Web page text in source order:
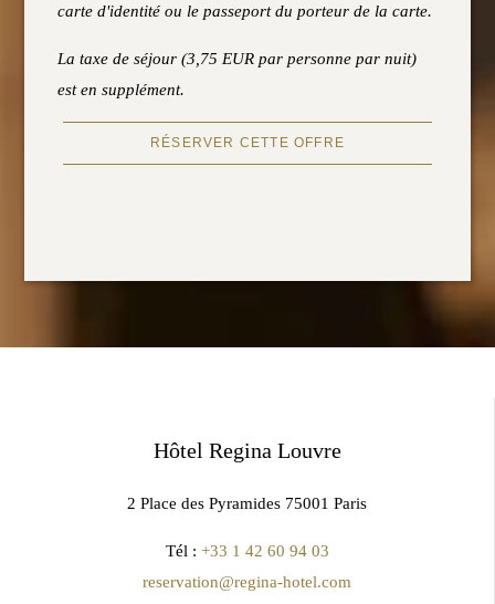
carte d'identité ou le passeport du porteur de la carte.
La taxe de séjour (3,75 EUR par personne par nuit)
est en supplément.
RÉSERVER CETTE OFFRE
Hôtel Regina Louvre
2 Place des Pyramides 75001 Paris
Tél : +33 1 42 60 94 03
reservation@regina-hotel.com